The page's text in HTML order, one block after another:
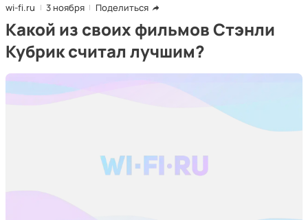
wi-fi.ru 3 ноября Поделиться
Какой из своих фильмов Стэнли
Кубрик считал лучшим?